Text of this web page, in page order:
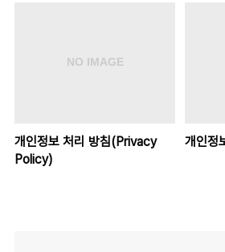
개인정보 처리 방침(Privacy
Policy)
개인정